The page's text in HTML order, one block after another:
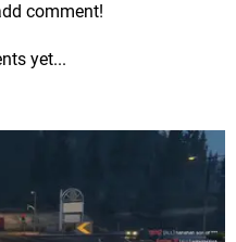
comment!
yet...